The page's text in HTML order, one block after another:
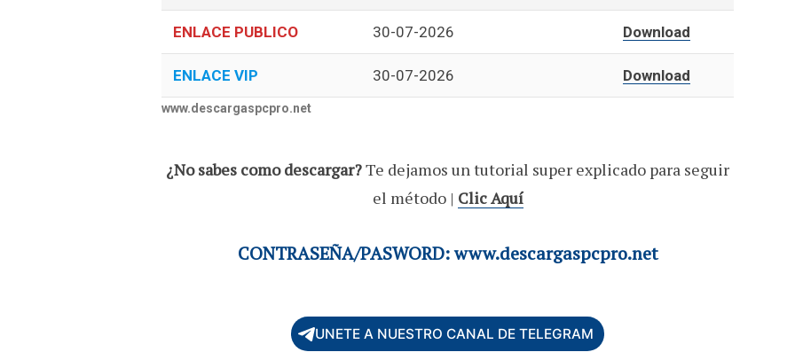
ENLACE PUBLICO 30-07-2026 Download
ENLACE VIP 30-07-2026 Download
www.descargaspcpro.net
¿No sabes como descargar?Te dejamos un tutorial super explicado para seguir
el método | Clic Aquí
CONTRASEÑA/PASWORD: www.descargaspcpro.net
UNETE A NUESTRO CANAL DE TELEGRAM